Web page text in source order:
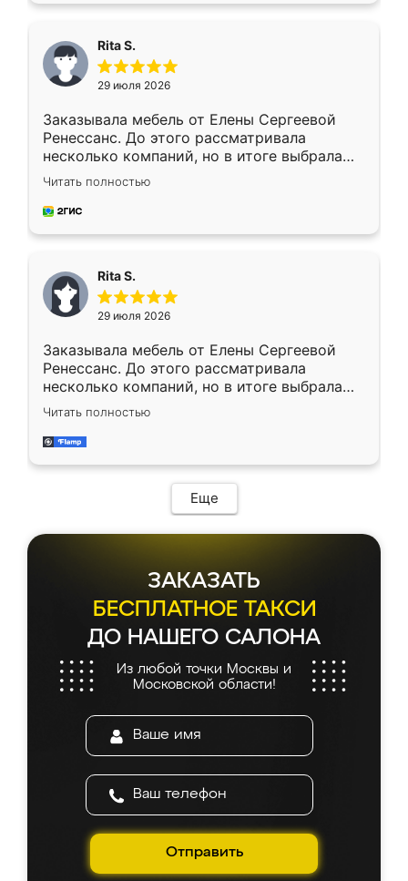
Rita S.
29 июля 2026
Заказывала мебель от Елены Сергеевой
Ренессанс. До этого рассматривала
несколько компаний, но в итоге выбрала
эту. Сначала обговорили условия, потом
приехал замерщик, всё спокойно объяснил
и снял размеры. Изготовили в срок, с
каких-либо доработок. Качеством осталась
довольна, все выглядит так, как и ожидала.
Читать полностью
Rita S.
29 июля 2026
Заказывала мебель от Елены Сергеевой
Ренессанс. До этого рассматривала
несколько компаний, но в итоге выбрала
эту. Сначала обговорили условия, потом
приехал замерщик, всё спокойно объяснил
и снял размеры. Изготовили в срок, с
мебель сразу встала на свое место без
каких-либо доработок. Качеством осталась
довольна, все выглядит так, как и ожидала.
Читать полностью
Еще
ЗАКАЗАТЬ
БЕСПЛАТНОЕ ТАКСИ
ДО НАШЕГО САЛОНА
Из любой точки Москвы и
Московской области!
Отправить